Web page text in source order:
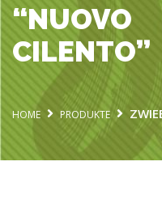
“NUOVO
CILENTO”
HOME PRODUKTE